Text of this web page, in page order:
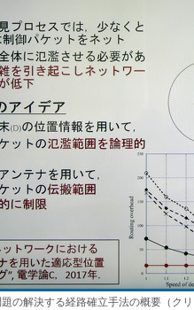
の解決する経路確立手法の概要（クリ